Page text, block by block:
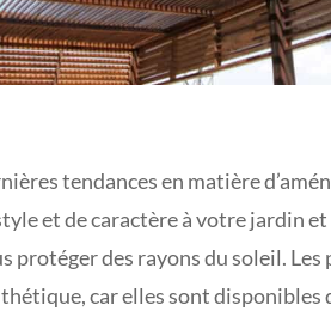
tendances en matière
et de caractère à votre jardin
protéger des rayons du soleil.
car elles sont disponibles